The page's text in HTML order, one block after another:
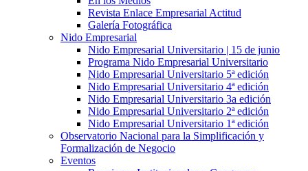
Revista Enlace Empresarial Actitud
Galería Fotográfica
Nido Empresarial
Nido Empresarial Universitario | 15 de junio
Programa Nido Empresarial Universitario
Nido Empresarial Universitario 5ª edición
Nido Empresarial Universitario 4ª edición
Nido Empresarial Universitario 3a edición
Nido Empresarial Universitario 2ª edición
Nido Empresarial Universitario 1ª edición
Observatorio Nacional para la Simplificación y
Formalización de Negocio
Eventos